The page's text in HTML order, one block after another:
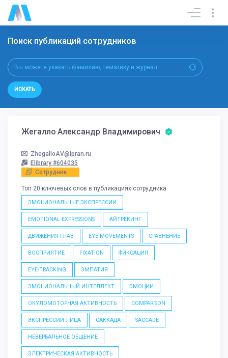
Поиск публикаций сотрудников
ИСКАТЬ
Жегалло Александр Владимирович
ZhegalloAV@ipran.ru
Elibrary #604035
Сотрудник
Топ 20 ключевых слов в публикациях сотрудника
ЭМОЦИОНАЛЬНЫЕ ЭКСПРЕССИИ
EMOTIONAL EXPRESSIONS АЙТРЕКИНГ
ДВИЖЕНИЯ ГЛАЗ EYE MOVEMENTS СРАВНЕНИЕ
ВОСПРИЯТИЕ FIXATION ФИКСАЦИЯ
EYE-TRACKING ЭМПАТИЯ
ЭМОЦИОНАЛЬНЫЙ ИНТЕЛЛЕКТ ЭМОЦИИ
ОКУЛОМОТОРНАЯ АКТИВНОСТЬ COMPARISON
ЭКСПРЕССИИ ЛИЦА САККАДА SACCADE
НЕВЕРБАЛЬНОЕ ОБЩЕНИЕ
ЭЛЕКТРИЧЕСКАЯ АКТИВНОСТЬ